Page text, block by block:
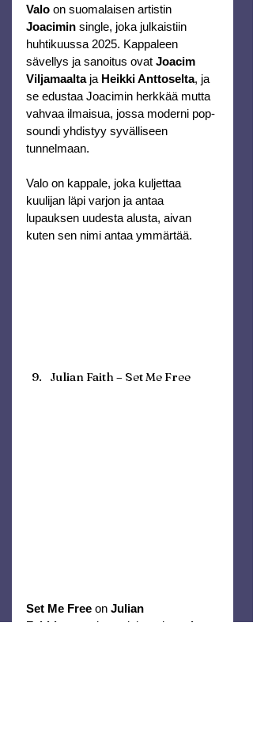
Valo on suomalaisen artistin
Joacimin single, joka julkaistiin
huhtikuussa 2025. Kappaleen
sävellys ja sanoitus ovat Joacim
Viljamaalta ja Heikki Anttoselta, ja
se edustaa Joacimin herkkää mutta
vahvaa ilmaisua, jossa moderni pop-
soundi yhdistyy syvälliseen
tunnelmaan.
Valo on kappale, joka kuljettaa
kuulijan läpi varjon ja antaa
lupauksen uudesta alusta, aivan
kuten sen nimi antaa ymmärtää.
Julian Faith – Set Me Free
Set Me Free on Julian
Faithin
energinen elektroninen
drum